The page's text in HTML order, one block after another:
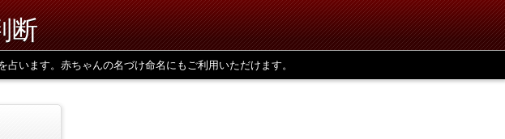
断
います。赤ちゃんの名づけ命名にもご利用いただけます。